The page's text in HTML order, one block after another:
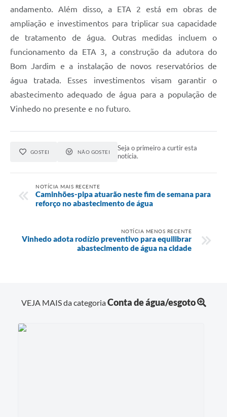
andamento. Além disso, a ETA 2 está em obras de
ampliação e investimentos para triplicar sua capacidade
de tratamento de água. Outras medidas incluem o
funcionamento da ETA 3, a construção da adutora do
Bom Jardim e a instalação de novos reservatórios de
água tratada. Esses investimentos visam garantir o
abastecimento adequado de água para a população de
Vinhedo no presente e no futuro.
GOSTEI NÃO GOSTEI
Seja o primeiro a curtir esta
notícia.
NOTÍCIA MAIS RECENTE
Caminhões-pipa atuarão neste fim de semana para
reforço no abastecimento de água
NOTÍCIA MENOS RECENTE
Vinhedo adota rodízio preventivo para equilibrar
abastecimento de água na cidade
VEJA MAIS da categoriaConta de água/esgoto